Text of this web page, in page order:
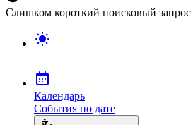
Слишком короткий поисковый запрос
Календарь
События по дате